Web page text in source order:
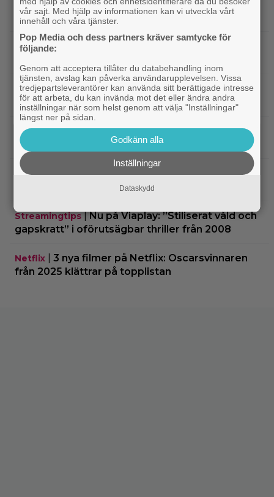
TV-spel| På tv ikväll: Edward Norton gjorde sin
hyllade filmdebut i denna skarpa thriller
Fantasy|
Netflix|Nu på Netflix: Tidlös krigsklassiker från
1961 fick fullpott
Klassiker|”Hajen” i topp när Empires läsare
korar tidernas 100 bästa filmer
Exklusivt|”Svärtan”-stjärnan Linus Rogsgård om
sina favoritserier: ”En av de bästa…”
Streamingtips
Nu på Viaplay: ”Stiliserat våld och
gapskratt” i oförutsägbar thriller från 2008
Netflix
3 nya filmer på Netflix: Oscarsvinnaren
från 2025 klättrar på topplistan
vår sajt. Med hjälp av informationen kan vi utveckla vårt
innehåll och våra tjänster.
Pop Media och dess partners kräver samtycke för
följande:
Genom att acceptera tillåter du databehandling inom
tjänsten, avslag kan påverka användarupplevelsen. Vissa
tredjepartsleverantörer kan använda sitt berättigade intresse
för att arbeta, du kan invända mot det eller ändra andra
inställningar när som helst genom att välja "Inställningar"
längst ner på sidan.
Godkänn alla
Inställningar
Dataskydd